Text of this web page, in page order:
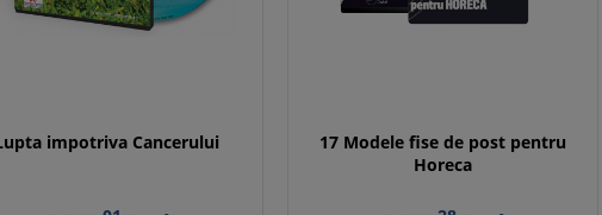
impotriva Cancerului
17 Modele fise de post pentru
Horeca